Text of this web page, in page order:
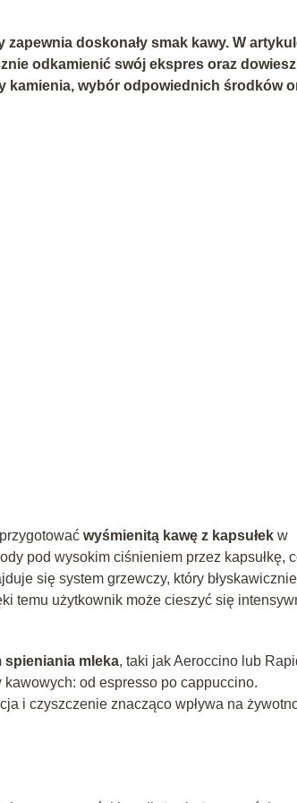
doskonały smak kawy. W
odkamienić swój ekspres oraz
kamienia, wybór odpowiednich środków
wyśmienitą kawę z kapsułek w
pod wysokim ciśnieniem przez kapsułkę,
się system grzewczy, który błyskawicznie
temu użytkownik może cieszyć się
spieniania mleka, taki jak Aeroccino lub
od espresso po cappuccino.
i czyszczenie znacząco wpływa na